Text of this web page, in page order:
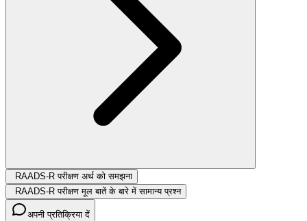
RAADS-R परीक्षण अर्थ को समझना
RAADS-R परीक्षण मूल बातें के बारे में सामान्य प्रश्न
अपनी प्रतिक्रिया दें